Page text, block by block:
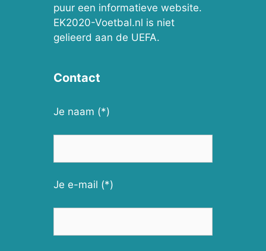
puur een informatieve website.
EK2020-Voetbal.nl is niet
gelieerd aan de UEFA.
Contact
Je naam (*)
Je e-mail (*)